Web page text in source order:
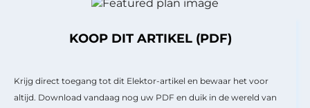
KOOP DIT ARTIKEL (PDF)
Krijg direct toegang tot dit Elektor-artikel en bewaar het voor
altijd. Download vandaag nog uw PDF en duik in de wereld van